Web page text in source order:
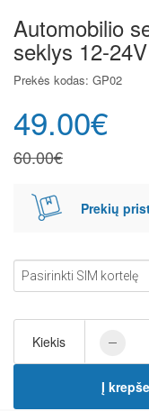
Automobilio
seklys 12-24V
Prekės kodas: GP02
49.00€
60.00€
Prekių
Kiekis
Į